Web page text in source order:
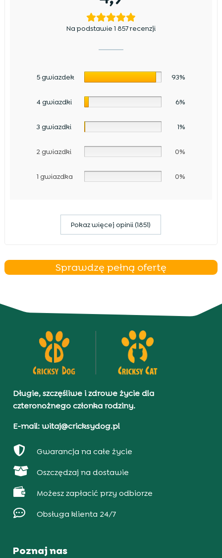
Na podstawie 1 857 recenzji
5 gwiazdek 93%
4 gwiazdki 6%
3 gwiazdki 1%
2 gwiazdki 0%
1 gwiazdka 0%
Pokaz więcej opinii (1851)
Sprawdzę pełną ofertę
Długie, szczęśliwe i zdrowe życie dla
czteronożnego członka rodziny.
E-mail: witaj@cricksydog.pl
 Gwarancja na całe życie
 Oszczędzaj na dostawie
 Możesz zapłacić przy odbiorze
 Obsługa klienta 24/7
Poznaj nas